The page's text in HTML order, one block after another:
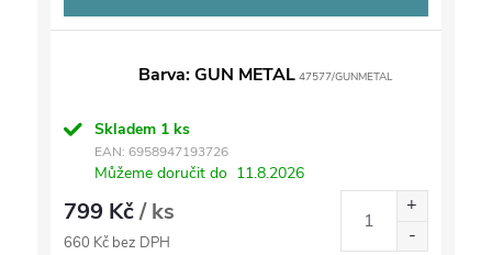
Barva: GUN METAL 47577/GUNMETAL
Skladem 1 ks
EAN: 6958947193726
Můžeme doručit do 11.8.2026
799 Kč/ ks
660 Kč bez DPH